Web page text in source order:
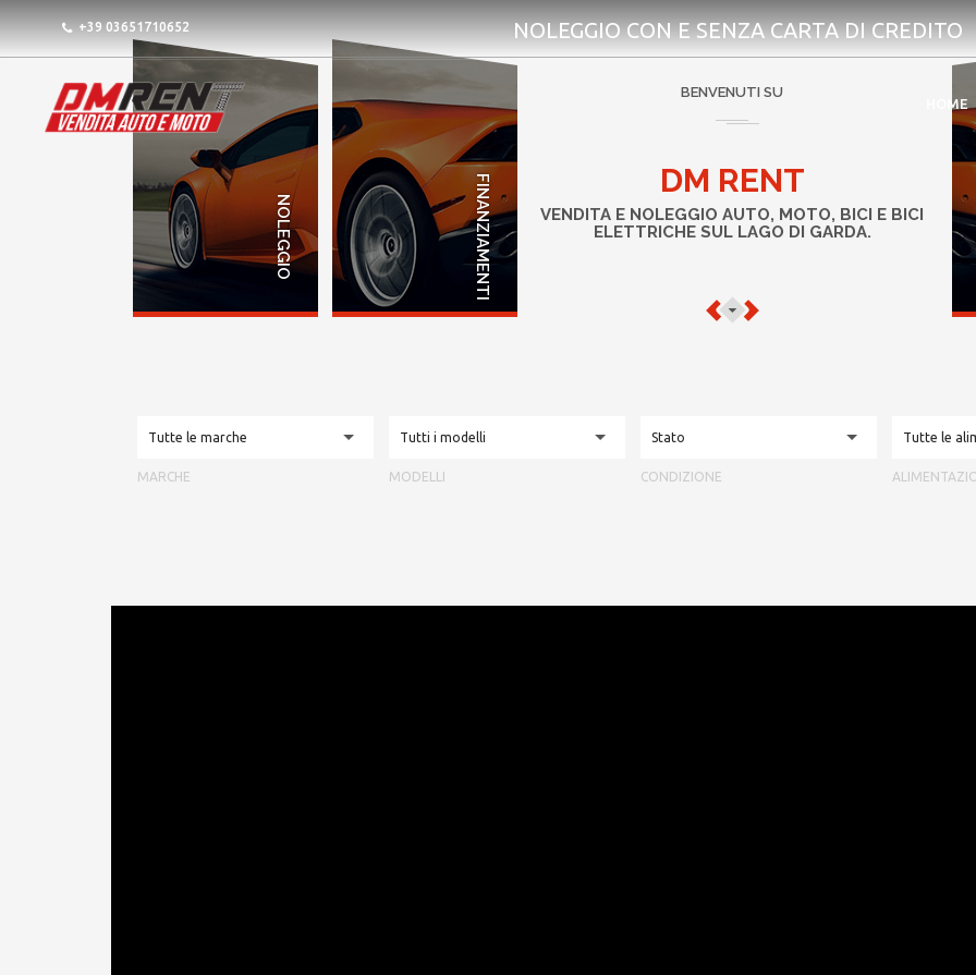
+39 03651710652 NOLEGGIO CON E SENZA CARTA DI CREDITO
HOME
BENVENUTI SU
DM RENT
VENDITA E NOLEGGIO AUTO, MOTO, BICI E BICI
ELETTRICHE SUL LAGO DI GARDA.
NOLEGGIO FINANZIAMENTI
Tutte le marche
MARCHE
Tutti i modelli
MODELLI
Stato
CONDIZIONE
Tutte le